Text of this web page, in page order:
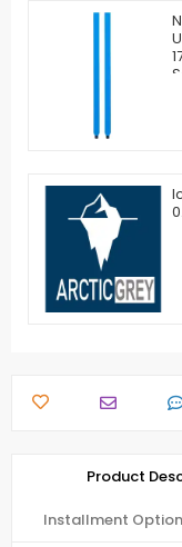
Product
Installment